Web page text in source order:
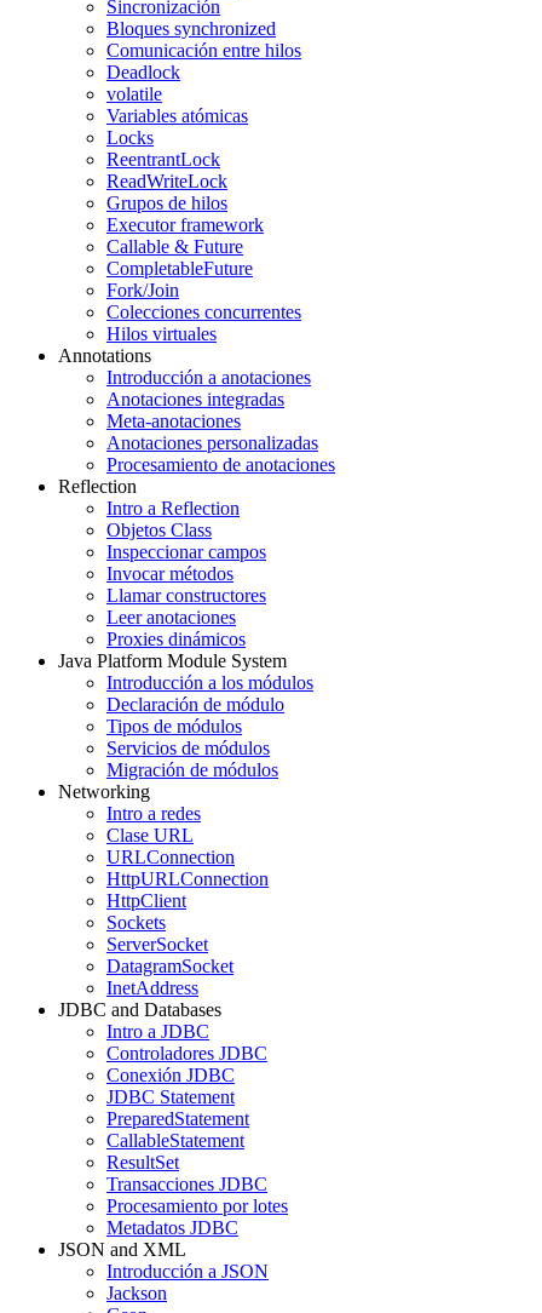
Sincronización
Bloques synchronized
Comunicación entre hilos
Deadlock
volatile
Variables atómicas
Locks
ReentrantLock
ReadWriteLock
Grupos de hilos
Executor framework
Callable & Future
CompletableFuture
Fork/Join
Colecciones concurrentes
Hilos virtuales
Annotations
Introducción a anotaciones
Anotaciones integradas
Meta-anotaciones
Anotaciones personalizadas
Procesamiento de anotaciones
Reflection
Intro a Reflection
Objetos Class
Inspeccionar campos
Invocar métodos
Llamar constructores
Leer anotaciones
Proxies dinámicos
Java Platform Module System
Introducción a los módulos
Declaración de módulo
Tipos de módulos
Servicios de módulos
Migración de módulos
Networking
Intro a redes
Clase URL
URLConnection
HttpURLConnection
HttpClient
Sockets
ServerSocket
DatagramSocket
InetAddress
JDBC and Databases
Intro a JDBC
Controladores JDBC
Conexión JDBC
JDBC Statement
PreparedStatement
CallableStatement
ResultSet
Transacciones JDBC
Procesamiento por lotes
Metadatos JDBC
JSON and XML
Introducción a JSON
Jackson